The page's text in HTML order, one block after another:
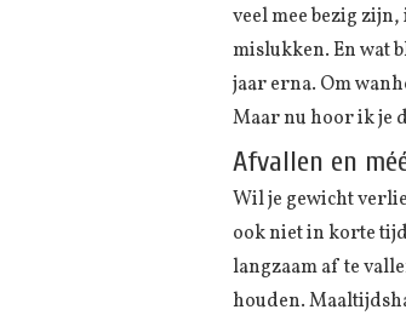
veel mee bezig
mislukken. En wat
jaar erna. Om
Maar nu hoor ik je
Afvallen en
Wil je gewicht
ook niet in korte
langzaam af te
houden.